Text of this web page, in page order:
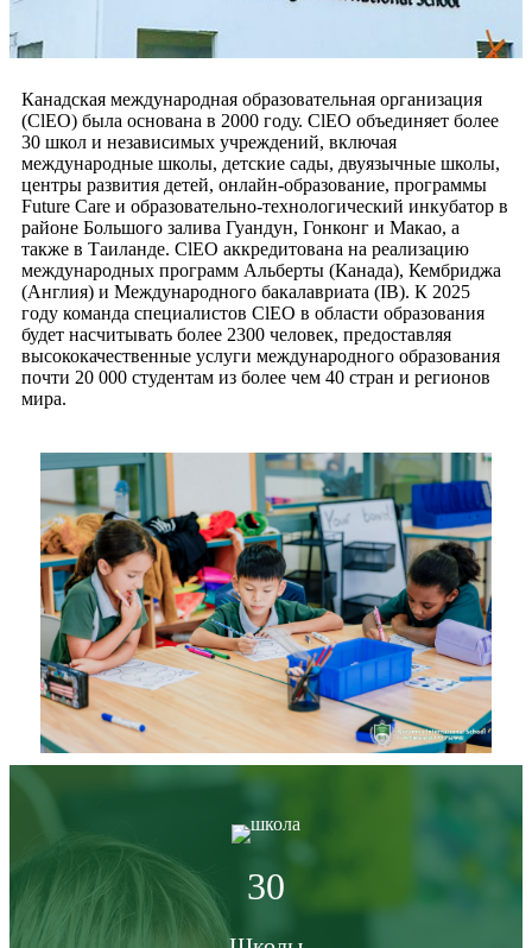
Канадская международная образовательная организация
(ClEO) была основана в 2000 году. ClEO объединяет более
30 школ и независимых учреждений, включая
международные школы, детские сады, двуязычные школы,
центры развития детей, онлайн-образование, программы
Future Care и образовательно-технологический инкубатор в
районе Большого залива Гуандун, Гонконг и Макао, а
также в Таиланде. ClEO аккредитована на реализацию
международных программ Альберты (Канада), Кембриджа
(Англия) и Международного бакалавриата (IB). К 2025
году команда специалистов ClEO в области образования
будет насчитывать более 2300 человек, предоставляя
высококачественные услуги международного образования
почти 20 000 студентам из более чем 40 стран и регионов
мира.
30